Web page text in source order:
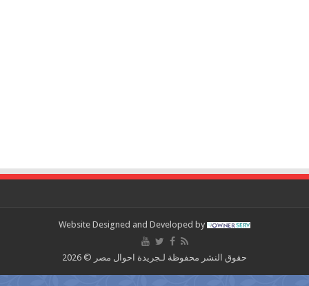
Website Designed and Developed by
حقوق النشر محفوظة لـجريدة احوال مصر © 2026